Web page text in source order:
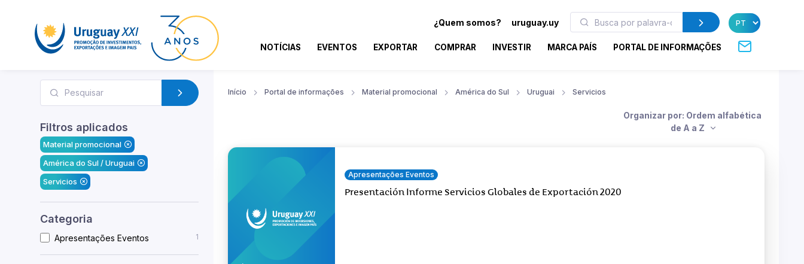
¿Quem somos? uruguay.uy
NOTÍCIAS EVENTOS EXPORTAR COMPRAR INVESTIR MARCA PAÍS PORTAL DE INFORMAÇÕES
Filtros aplicados
Material promocional
América do Sul / Uruguai
Servicios
Categoria
Apresentações Eventos 1
Início Portal de informações Material promocional América do Sul Uruguai Servicios
Organizar por: Ordem alfabética
de A a Z
Apresentações Eventos
Presentación Informe Servicios Globales de Exportación 2020